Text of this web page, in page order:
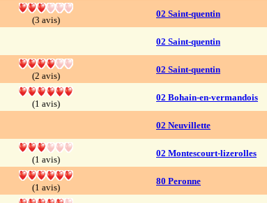
(3 avis)
02 Saint-quentin
02 Saint-quentin
(2 avis)
02 Saint-quentin
(1 avis)
02 Bohain-en-vermandois
02 Neuvillette
(1 avis)
02 Montescourt-lizerolles
(1 avis)
80 Peronne